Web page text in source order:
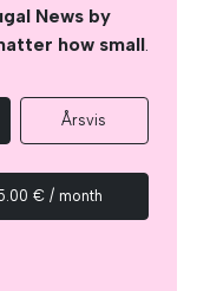
News by
how small.
Årsvis
€ / month